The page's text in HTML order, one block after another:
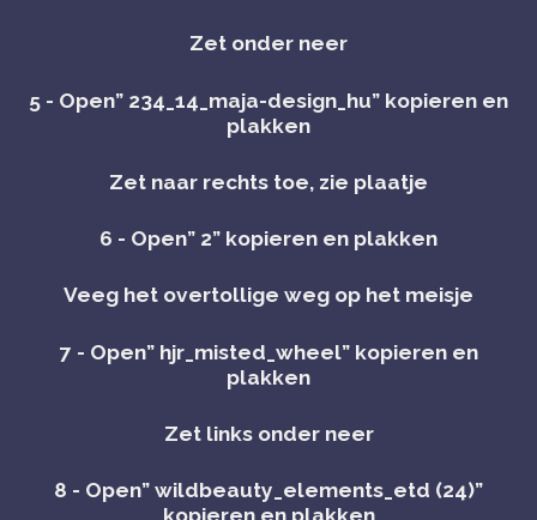
Zet onder neer
5 - Open” 234_14_maja-design_hu” kopieren en
plakken
Zet naar rechts toe, zie plaatje
6 - Open” 2” kopieren en plakken
Veeg het overtollige weg op het meisje
7 - Open” hjr_misted_wheel” kopieren en
plakken
Zet links onder neer
8 - Open” wildbeauty_elements_etd (24)”
kopieren en plakken